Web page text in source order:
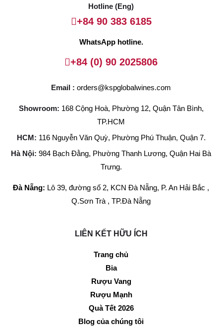
Hotline (Eng)
+84 90 383 6185
WhatsApp hotline.
+84 (0) 90 2025806
Email : orders@kspglobalwines.com
Showroom: 168 Cộng Hoà, Phường 12, Quận Tân Bình,
TP.HCM
HCM: 116 Nguyễn Văn Quỳ, Phường Phú Thuận, Quận 7.
Hà Nội: 984 Bạch Đằng, Phường Thanh Lương, Quận Hai Bà
Trưng.
Đà Nẵng: Lô 39, đường số 2, KCN Đà Nẵng, P. An Hải Bắc ,
Q.Sơn Trà , TP.Đà Nẵng
LIÊN KẾT HỮU ÍCH
Trang chủ
Bia
Rượu Vang
Rượu Mạnh
Quà Tết 2026
Blog của chúng tôi